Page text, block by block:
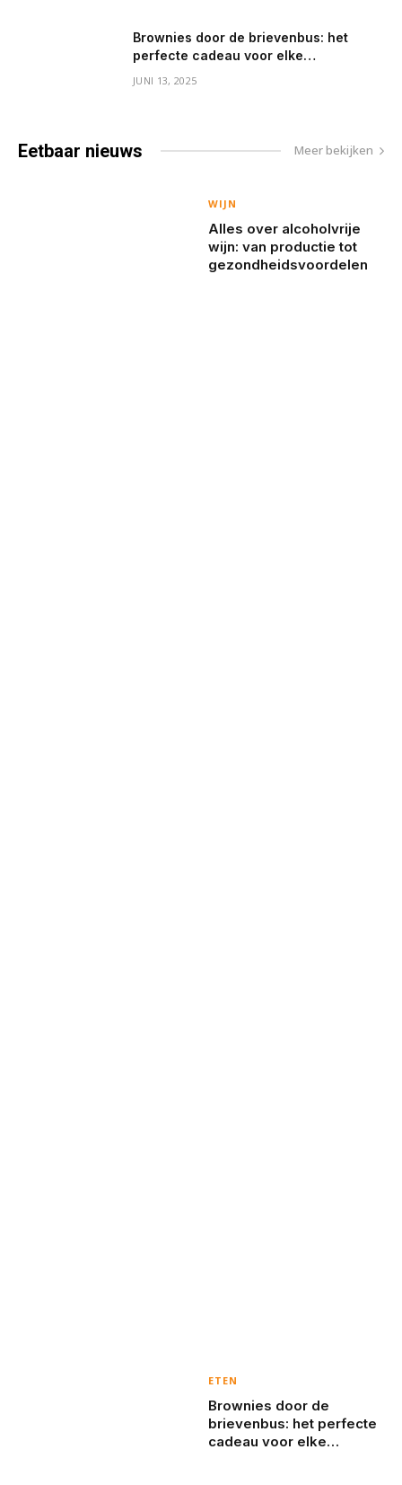
Brownies door de brievenbus: het
perfecte cadeau voor elke
JUNI 13, 2025
Eetbaar nieuws Meer bekijken
WIJN
Alles over alcoholvrije
wijn: van productie tot
gezondheidsvoordelen
ETEN
Brownies door de
brievenbus: het perfecte
cadeau voor elke